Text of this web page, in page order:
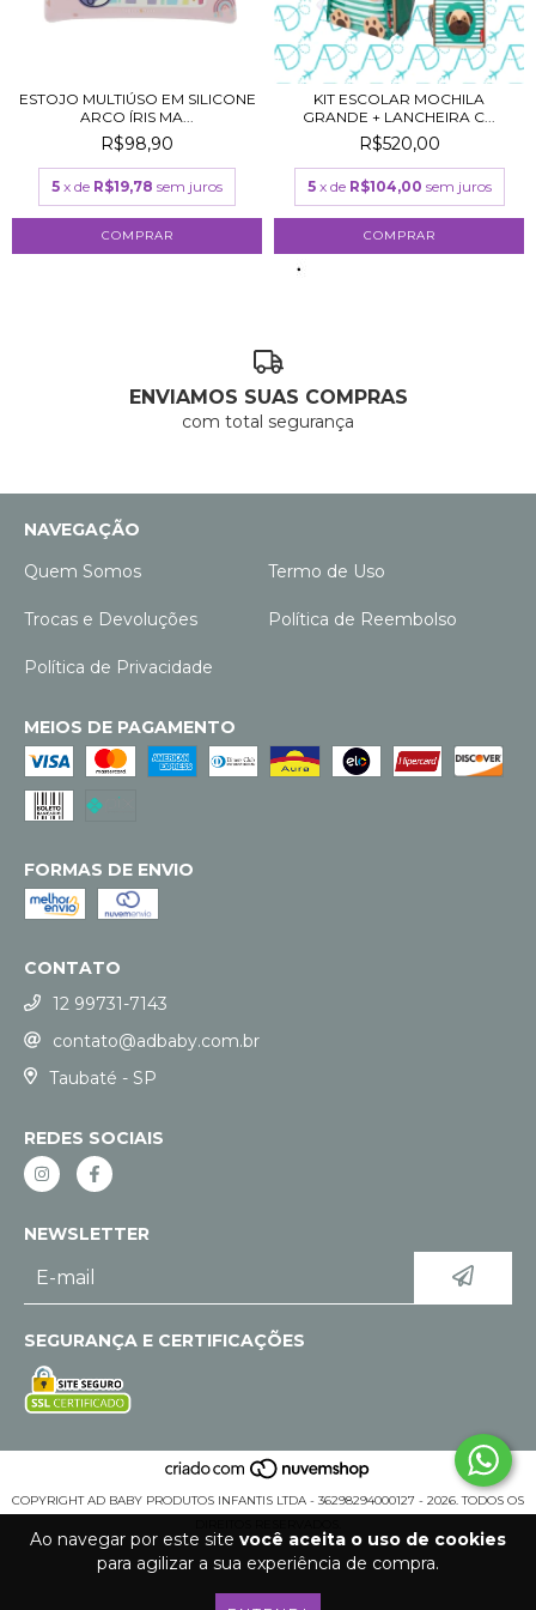
Ao navegar por este site você aceita o uso de cookies
para agilizar a sua experiência de compra.
ESTOJO MULTIÚSO EM SILICONE
ARCO ÍRIS MA...
R$98,90
5 x de R$19,78 sem juros
KIT ESCOLAR MOCHILA
GRANDE + LANCHEIRA C...
R$520,00
5 x de R$104,00 sem juros
ENVIAMOS SUAS COMPRAS
com total segurança
NAVEGAÇÃO
Quem Somos
Termo de Uso
Trocas e Devoluções Política de Reembolso
Política de Privacidade
MEIOS DE PAGAMENTO
FORMAS DE ENVIO
CONTATO
12 99731-7143
contato@adbaby.com.br
Taubaté - SP
REDES SOCIAIS
NEWSLETTER
SEGURANÇA E CERTIFICAÇÕES
COPYRIGHT AD BABY PRODUTOS INFANTIS LTDA - 36298294000127 - 2026. TODOS OS